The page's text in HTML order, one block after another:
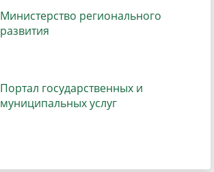
Министерство регионального
развития
Портал государственных и
муниципальных услуг